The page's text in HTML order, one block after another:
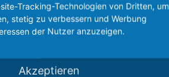
, USt
Tracking-Technologien von Dritten, um
stetig zu verbessern und Werbung
der Nutzer anzuzeigen.
Akzeptieren